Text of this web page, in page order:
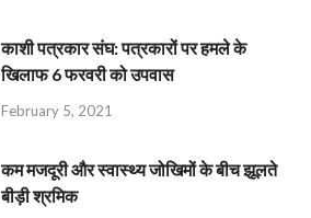
काशी पत्रकार संघ: पत्रकारों पर हमले के
खिलाफ 6 फरवरी को उपवास
February 5, 2021
कम मजदूरी और स्वास्थ्य जोखिमों के बीच झूलते
बीड़ी श्रमिक